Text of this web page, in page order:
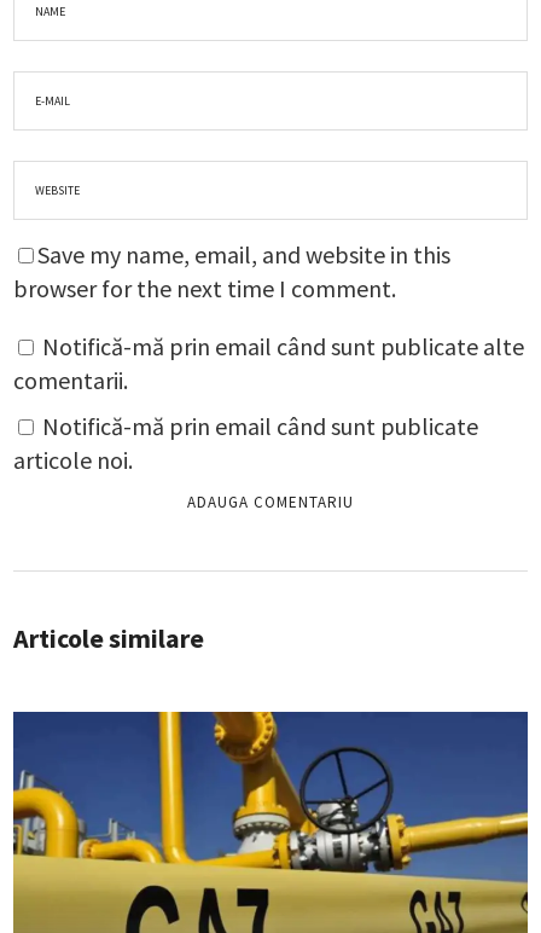
Save my name, email, and website in this
browser for the next time I comment.
Notifică-mă prin email când sunt publicate alte
comentarii.
Notifică-mă prin email când sunt publicate
articole noi.
Articole similare